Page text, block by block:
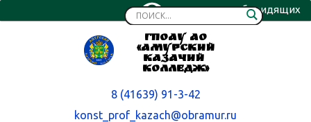
Версия для слабовидящих
ГПОАУ АО
«Амурский
казачий
колледж»
8 (41639) 91-3-42
konst_prof_kazach@obramur.ru